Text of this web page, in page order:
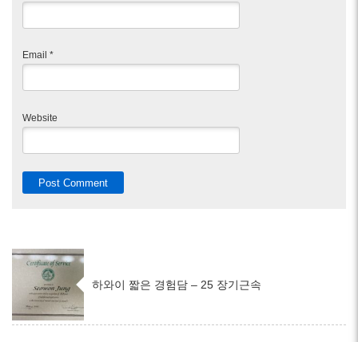
Email *
Website
하와이 짧은 경험담 – 25 장기근속